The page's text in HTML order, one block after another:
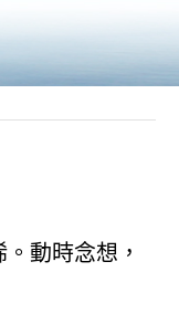
動時念想，